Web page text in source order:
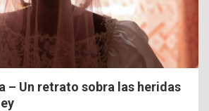
– Un retrato sobra las heridas